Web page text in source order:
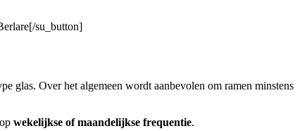
su_button]
glas. Over het algemeen wordt aanbevolen om ramen minstens
wekelijkse of maandelijkse frequentie.